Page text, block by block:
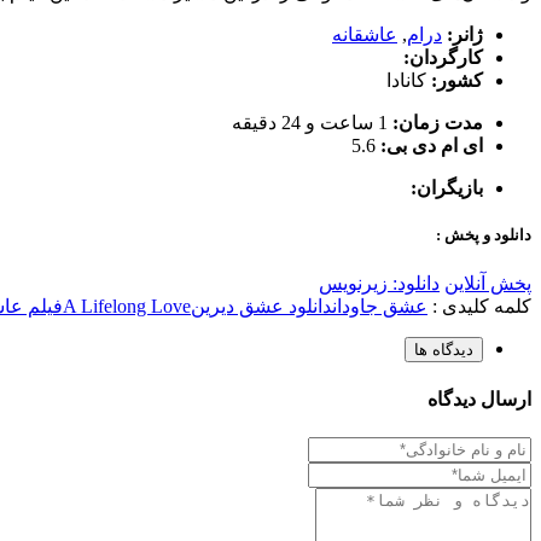
ژانر: درام, عاشقانه
کارگردان:
کشور: کانادا
مدت زمان: 1 ساعت و 24 دقیقه
ای ام دی بی: 5.6
بازیگران:
دانلود و پخش :
پخش آنلاین دانلود: زیرنویس
کلمه کلیدی : عشق جاوداندانلود عشق دیرینA Lifelong Loveفیلم
دیدگاه ها
ارسال دیدگاه